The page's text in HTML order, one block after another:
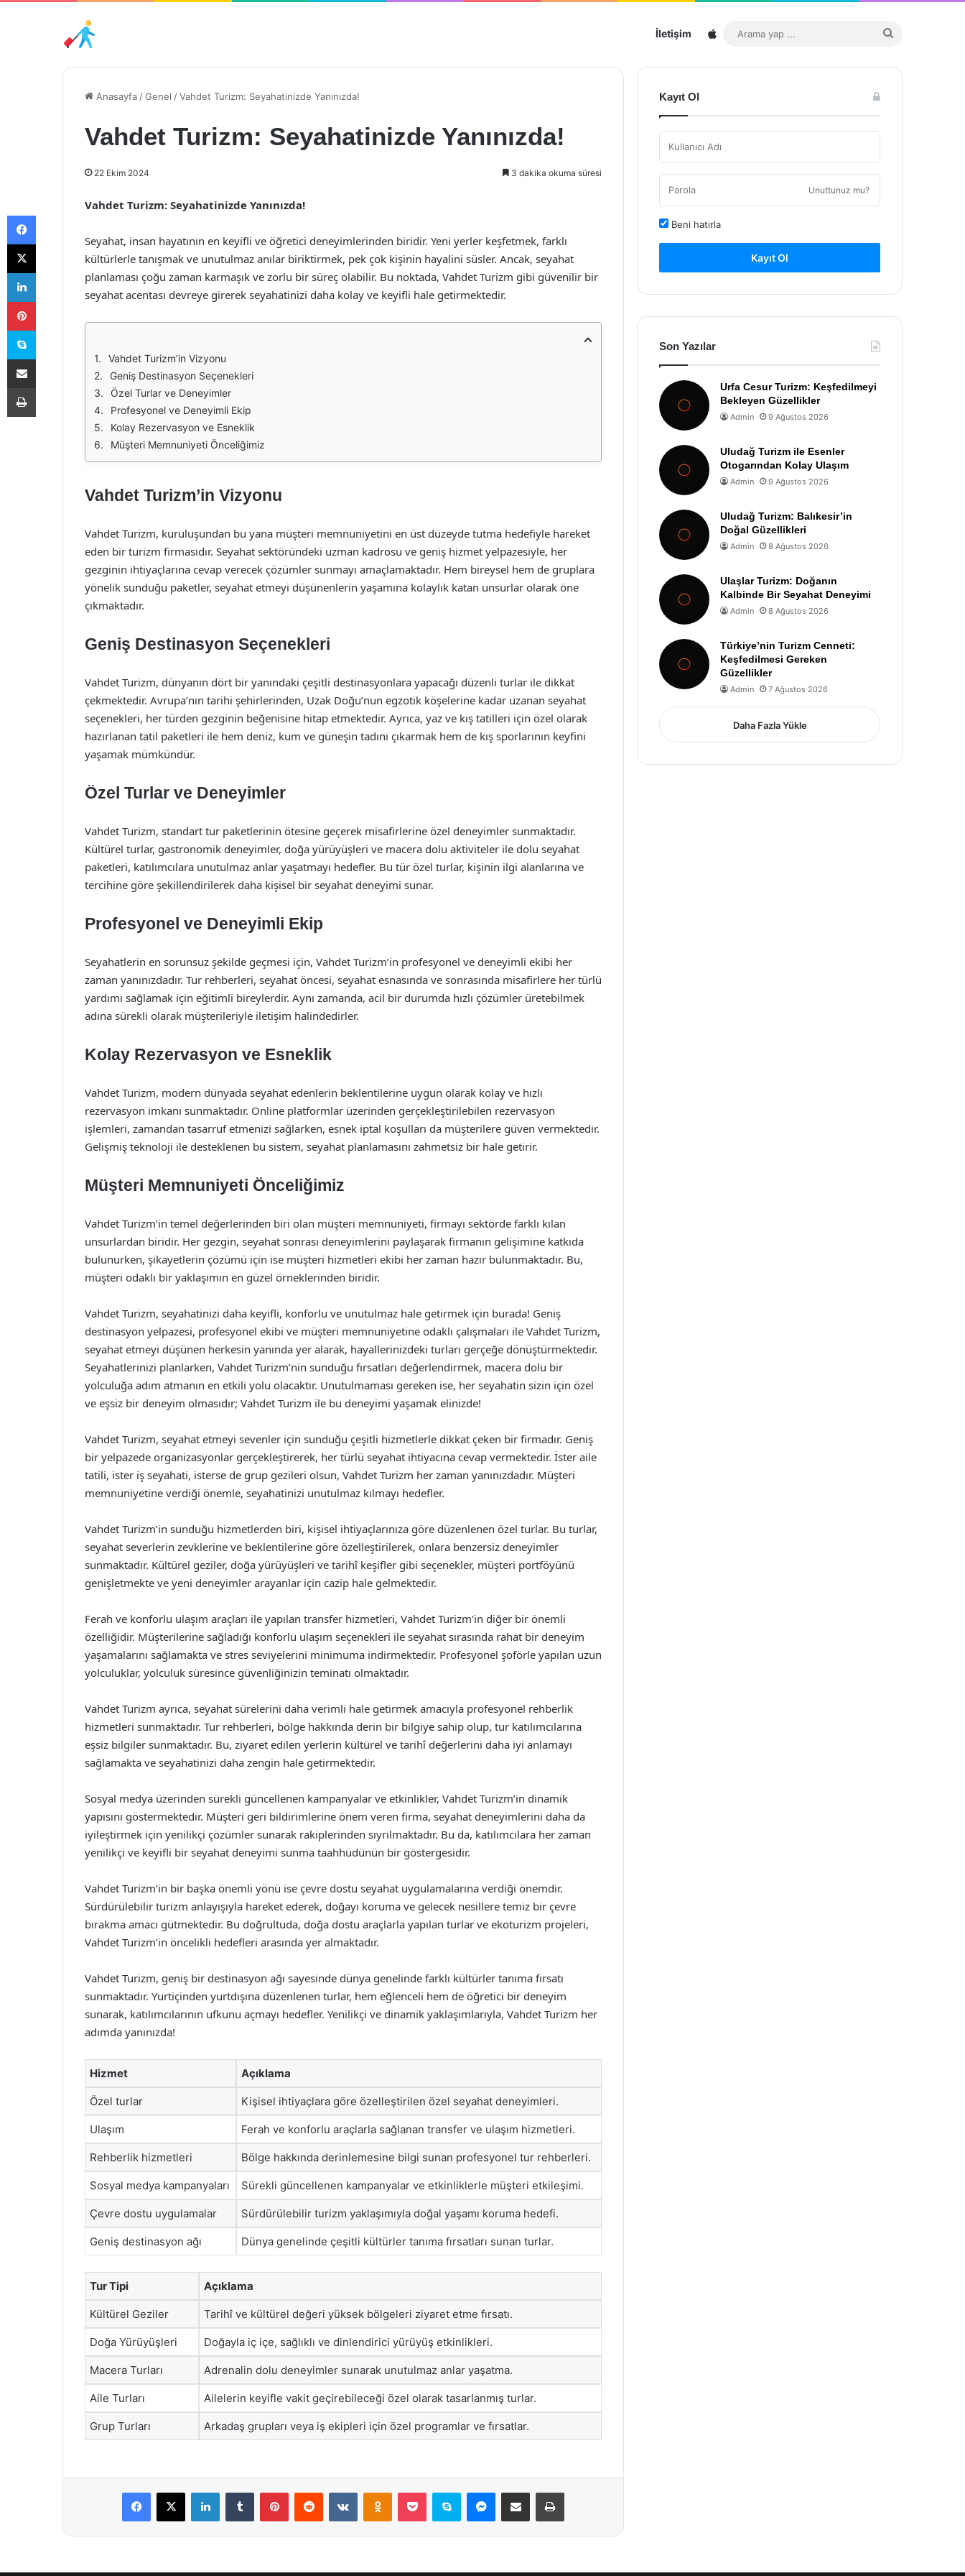
İletişim Sitemap
Anasayfa /Genel /Vahdet Turizm: Seyahatinizde Yanınızda!
Vahdet Turizm: Seyahatinizde Yanınızda!
22 Ekim 2024 3 dakika okuma süresi
Vahdet Turizm: Seyahatinizde Yanınızda!
Seyahat, insan hayatının en keyifli ve öğretici deneyimlerinden biridir. Yeni yerler keşfetmek, farklı
kültürlerle tanışmak ve unutulmaz anılar biriktirmek, pek çok kişinin hayalini süsler. Ancak, seyahat
planlaması çoğu zaman karmaşık ve zorlu bir süreç olabilir. Bu noktada, Vahdet Turizm gibi güvenilir bir
seyahat acentası devreye girerek seyahatinizi daha kolay ve keyifli hale getirmektedir.
Vahdet Turizm’in Vizyonu
Geniş Destinasyon Seçenekleri
Özel Turlar ve Deneyimler
Profesyonel ve Deneyimli Ekip
Kolay Rezervasyon ve Esneklik
Müşteri Memnuniyeti Önceliğimiz
Vahdet Turizm’in Vizyonu
Vahdet Turizm, kuruluşundan bu yana müşteri memnuniyetini en üst düzeyde tutma hedefiyle hareket
eden bir turizm firmasıdır. Seyahat sektöründeki uzman kadrosu ve geniş hizmet yelpazesiyle, her
gezginin ihtiyaçlarına cevap verecek çözümler sunmayı amaçlamaktadır. Hem bireysel hem de gruplara
yönelik sunduğu paketler, seyahat etmeyi düşünenlerin yaşamına kolaylık katan unsurlar olarak öne
çıkmaktadır.
Geniş Destinasyon Seçenekleri
Vahdet Turizm, dünyanın dört bir yanındaki çeşitli destinasyonlara yapacağı düzenli turlar ile dikkat
çekmektedir. Avrupa’nın tarihi şehirlerinden, Uzak Doğu’nun egzotik köşelerine kadar uzanan seyahat
seçenekleri, her türden gezginin beğenisine hitap etmektedir. Ayrıca, yaz ve kış tatilleri için özel olarak
hazırlanan tatil paketleri ile hem deniz, kum ve güneşin tadını çıkarmak hem de kış sporlarının keyfini
yaşamak mümkündür.
Özel Turlar ve Deneyimler
Vahdet Turizm, standart tur paketlerinin ötesine geçerek misafirlerine özel deneyimler sunmaktadır.
Kültürel turlar, gastronomik deneyimler, doğa yürüyüşleri ve macera dolu aktiviteler ile dolu seyahat
paketleri, katılımcılara unutulmaz anlar yaşatmayı hedefler. Bu tür özel turlar, kişinin ilgi alanlarına ve
tercihine göre şekillendirilerek daha kişisel bir seyahat deneyimi sunar.
Profesyonel ve Deneyimli Ekip
Seyahatlerin en sorunsuz şekilde geçmesi için, Vahdet Turizm’in profesyonel ve deneyimli ekibi her
zaman yanınızdadır. Tur rehberleri, seyahat öncesi, seyahat esnasında ve sonrasında misafirlere her türlü
yardımı sağlamak için eğitimli bireylerdir. Aynı zamanda, acil bir durumda hızlı çözümler üretebilmek
adına sürekli olarak müşterileriyle iletişim halindedirler.
Kolay Rezervasyon ve Esneklik
Vahdet Turizm, modern dünyada seyahat edenlerin beklentilerine uygun olarak kolay ve hızlı
rezervasyon imkanı sunmaktadır. Online platformlar üzerinden gerçekleştirilebilen rezervasyon
işlemleri, zamandan tasarruf etmenizi sağlarken, esnek iptal koşulları da müşterilere güven vermektedir.
Gelişmiş teknoloji ile desteklenen bu sistem, seyahat planlamasını zahmetsiz bir hale getirir.
Müşteri Memnuniyeti Önceliğimiz
Vahdet Turizm’in temel değerlerinden biri olan müşteri memnuniyeti, firmayı sektörde farklı kılan
unsurlardan biridir. Her gezgin, seyahat sonrası deneyimlerini paylaşarak firmanın gelişimine katkıda
bulunurken, şikayetlerin çözümü için ise müşteri hizmetleri ekibi her zaman hazır bulunmaktadır. Bu,
müşteri odaklı bir yaklaşımın en güzel örneklerinden biridir.
Vahdet Turizm, seyahatinizi daha keyifli, konforlu ve unutulmaz hale getirmek için burada! Geniş
destinasyon yelpazesi, profesyonel ekibi ve müşteri memnuniyetine odaklı çalışmaları ile Vahdet Turizm,
seyahat etmeyi düşünen herkesin yanında yer alarak, hayallerinizdeki turları gerçeğe dönüştürmektedir.
Seyahatlerinizi planlarken, Vahdet Turizm’nin sunduğu fırsatları değerlendirmek, macera dolu bir
yolculuğa adım atmanın en etkili yolu olacaktır. Unutulmaması gereken ise, her seyahatin sizin için özel
ve eşsiz bir deneyim olmasıdır; Vahdet Turizm ile bu deneyimi yaşamak elinizde!
Vahdet Turizm, seyahat etmeyi sevenler için sunduğu çeşitli hizmetlerle dikkat çeken bir firmadır. Geniş
bir yelpazede organizasyonlar gerçekleştirerek, her türlü seyahat ihtiyacına cevap vermektedir. İster aile
tatili, ister iş seyahati, isterse de grup gezileri olsun, Vahdet Turizm her zaman yanınızdadır. Müşteri
memnuniyetine verdiği önemle, seyahatinizi unutulmaz kılmayı hedefler.
Vahdet Turizm’in sunduğu hizmetlerden biri, kişisel ihtiyaçlarınıza göre düzenlenen özel turlar. Bu turlar,
seyahat severlerin zevklerine ve beklentilerine göre özelleştirilerek, onlara benzersiz deneyimler
sunmaktadır. Kültürel geziler, doğa yürüyüşleri ve tarihî keşifler gibi seçenekler, müşteri portföyünü
genişletmekte ve yeni deneyimler arayanlar için cazip hale gelmektedir.
Ferah ve konforlu ulaşım araçları ile yapılan transfer hizmetleri, Vahdet Turizm’in diğer bir önemli
özelliğidir. Müşterilerine sağladığı konforlu ulaşım seçenekleri ile seyahat sırasında rahat bir deneyim
yaşamalarını sağlamakta ve stres seviyelerini minimuma indirmektedir. Profesyonel şoförle yapılan uzun
yolculuklar, yolculuk süresince güvenliğinizin teminatı olmaktadır.
Vahdet Turizm ayrıca, seyahat sürelerini daha verimli hale getirmek amacıyla profesyonel rehberlik
hizmetleri sunmaktadır. Tur rehberleri, bölge hakkında derin bir bilgiye sahip olup, tur katılımcılarına
eşsiz bilgiler sunmaktadır. Bu, ziyaret edilen yerlerin kültürel ve tarihî değerlerini daha iyi anlamayı
sağlamakta ve seyahatinizi daha zengin hale getirmektedir.
Sosyal medya üzerinden sürekli güncellenen kampanyalar ve etkinlikler, Vahdet Turizm’in dinamik
yapısını göstermektedir. Müşteri geri bildirimlerine önem veren firma, seyahat deneyimlerini daha da
iyileştirmek için yenilikçi çözümler sunarak rakiplerinden sıyrılmaktadır. Bu da, katılımcılara her zaman
yenilikçi ve keyifli bir seyahat deneyimi sunma taahhüdünün bir göstergesidir.
Vahdet Turizm’in bir başka önemli yönü ise çevre dostu seyahat uygulamalarına verdiği önemdir.
Sürdürülebilir turizm anlayışıyla hareket ederek, doğayı koruma ve gelecek nesillere temiz bir çevre
bırakma amacı gütmektedir. Bu doğrultuda, doğa dostu araçlarla yapılan turlar ve ekoturizm projeleri,
Vahdet Turizm’in öncelikli hedefleri arasında yer almaktadır.
Vahdet Turizm, geniş bir destinasyon ağı sayesinde dünya genelinde farklı kültürler tanıma fırsatı
sunmaktadır. Yurtiçinden yurtdışına düzenlenen turlar, hem eğlenceli hem de öğretici bir deneyim
sunarak, katılımcılarının ufkunu açmayı hedefler. Yenilikçi ve dinamik yaklaşımlarıyla, Vahdet Turizm her
adımda yanınızda!
Hizmet Açıklama
Özel turlar Kişisel ihtiyaçlara göre özelleştirilen özel seyahat deneyimleri.
Ulaşım Ferah ve konforlu araçlarla sağlanan transfer ve ulaşım hizmetleri.
Rehberlik hizmetleri Bölge hakkında derinlemesine bilgi sunan profesyonel tur rehberleri.
Sosyal medya kampanyaları Sürekli güncellenen kampanyalar ve etkinliklerle müşteri etkileşimi.
Çevre dostu uygulamalar Sürdürülebilir turizm yaklaşımıyla doğal yaşamı koruma hedefi.
Geniş destinasyon ağı Dünya genelinde çeşitli kültürler tanıma fırsatları sunan turlar.
Tur Tipi Açıklama
Kültürel Geziler Tarihî ve kültürel değeri yüksek bölgeleri ziyaret etme fırsatı.
Doğa Yürüyüşleri Doğayla iç içe, sağlıklı ve dinlendirici yürüyüş etkinlikleri.
Macera Turları Adrenalin dolu deneyimler sunarak unutulmaz anlar yaşatma.
Aile Turları Ailelerin keyifle vakit geçirebileceği özel olarak tasarlanmış turlar.
Grup Turları Arkadaş grupları veya iş ekipleri için özel programlar ve fırsatlar.
Facebook
X LinkedInTumblr PinterestReddit VKontakteOdnoklassniki
Pocket Skype Messenger
E-Posta ile paylaş Yazdır
Kayıt Ol
Unuttunuz mu?
Beni hatırla
Kayıt Ol
Son Yazılar
Urfa Cesur Turizm: Keşfedilmeyi
Bekleyen Güzellikler
Admin 9 Ağustos 2026
Uludağ Turizm ile Esenler
Otogarından Kolay Ulaşım
Admin 9 Ağustos 2026
Uludağ Turizm: Balıkesir’in
Doğal Güzellikleri
Admin 8 Ağustos 2026
Ulaşlar Turizm: Doğanın
Kalbinde Bir Seyahat Deneyimi
Admin 8 Ağustos 2026
Türkiye’nin Turizm Cenneti:
Keşfedilmesi Gereken
Güzellikler
Admin 7 Ağustos 2026
Daha Fazla Yükle
Facebook
X
LinkedIn
Pinterest
Skype
E-Posta ile paylaş